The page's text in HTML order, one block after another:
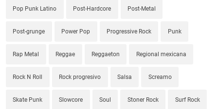
Pop Punk Latino Post-Hardcore Post-Metal
Post-grunge Power Pop Progressive Rock Punk
Rap Metal Reggae Reggaeton Regional mexicana
Rock N Roll Rock progresivo Salsa Screamo
Skate Punk Slowcore Soul Stoner Rock Surf Rock